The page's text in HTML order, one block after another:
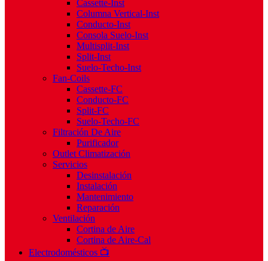
Cassette-Inst
Columna Vertical-Inst
Conducto-Inst
Consola Suelo-Inst
Multisplit-Inst
Split-Inst
Suelo-Techo-Inst
Fan-Coils
Cassette-FC
Conducto-FC
Split-FC
Suelo-Techo-FC
Filtración De Aire
Purificador
Outlet Climatización
Servicios
Desinstalación
Instalación
Mantenimiento
Reparación
Ventilación
Cortina de Aire
Cortina de Aire-Cal
Electrodomésticos 📺